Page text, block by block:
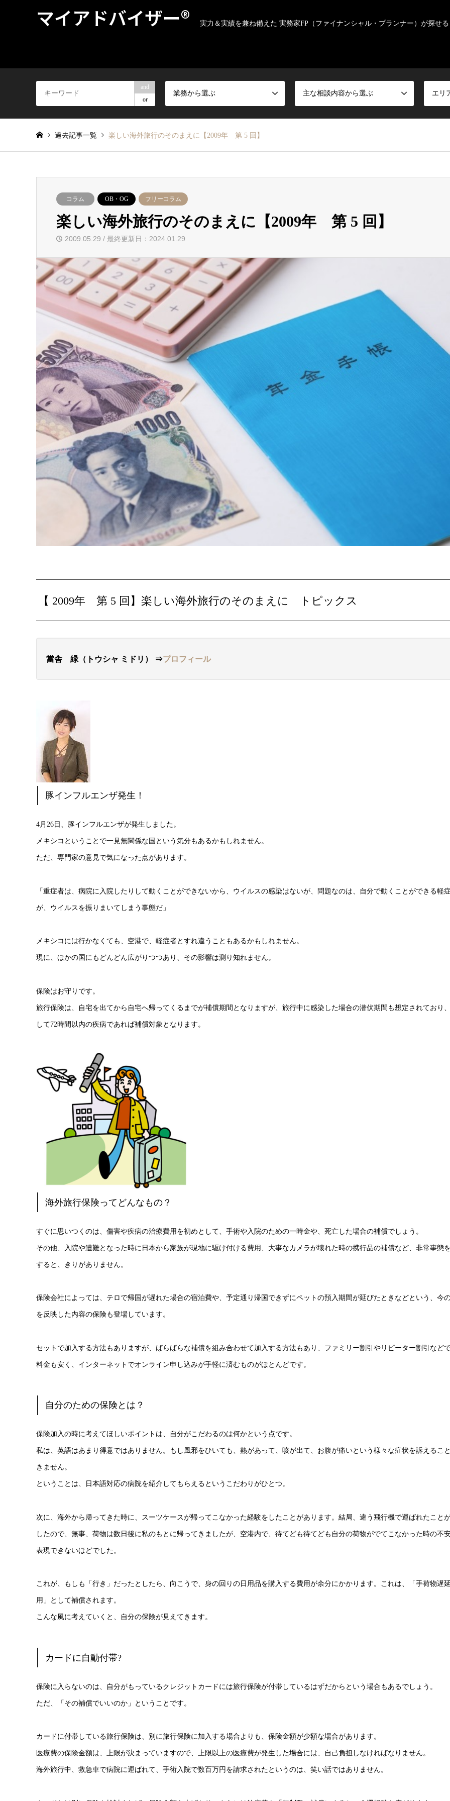
マイアドバイザー® 実力＆実績を兼ね備えた 実務家FP（ファイナンシャル・プランナー）が探せ
and
or
業務から選ぶ 主な相談内容から選ぶ エリ
過去記事一覧 楽しい海外旅行のそのまえに【2009年 第 5 回】
コラム OB・OG フリーコラム
楽しい海外旅行のそのまえに【2009年 第 5 回】
2009.05.29 / 最終更新日：2024.01.29
【 2009年 第 5 回】 楽しい海外旅行のそのまえに トピックス
當舎 緑（トウシャ ミドリ） ⇒プロフィール
豚インフルエンザ発生！
4月26日、豚インフルエンザが発生しました。
メキシコということで一見無関係な国という気分もあるかもしれません。
ただ、専門家の意見で気になった点があります。
「重症者は、病院に入院したりして動くことができないから、ウイルスの感染はないが、問題なのは、自分で動くことができる軽
が、ウイルスを振りまいてしまう事態だ」
メキシコには行かなくても、空港で、軽症者とすれ違うこともあるかもしれません。
現に、ほかの国にもどんどん広がりつつあり、その影響は測り知れません。
保険はお守りです。
旅行保険は、自宅を出てから自宅へ帰ってくるまでが補償期間となりますが、旅行中に感染した場合の潜伏期間も想定されており
して72時間以内の疾病であれば補償対象となります。
海外旅行保険ってどんなもの？
すぐに思いつくのは、傷害や疾病の治療費用を初めとして、手術や入院のための一時金や、死亡した場合の補償でしょう。
その他、入院や遭難となった時に日本から家族が現地に駆け付ける費用、大事なカメラが壊れた時の携行品の補償など、非常事態
すると、きりがありません。
保険会社によっては、テロで帰国が遅れた場合の宿泊費や、予定通り帰国できずにペットの預入期間が延びたときなどという、今
を反映した内容の保険も登場しています。
セットで加入する方法もありますが、ばらばらな補償を組み合わせて加入する方法もあり、ファミリー割引やリピーター割引など
料金も安く、インターネットでオンライン申し込みが手軽に済むものがほとんどです。
自分のための保険とは？
保険加入の時に考えてほしいポイントは、自分がこだわるのは何かという点です。
私は、英語はあまり得意ではありません。もし風邪をひいても、熱があって、咳が出て、お腹が痛いという様々な症状を訴えるこ
きません。
ということは、日本語対応の病院を紹介してもらえるというこだわりがひとつ。
次に、海外から帰ってきた時に、スーツケースが帰ってこなかった経験をしたことがあります。結局、違う飛行機で運ばれたこと
したので、無事、荷物は数日後に私のもとに帰ってきましたが、空港内で、待てども待てども自分の荷物がでてこなかった時の不
表現できないほどでした。
これが、もしも「行き」だったとしたら、向こうで、身の回りの日用品を購入する費用が余分にかかります。これは、「手荷物遅
用」として補償されます。
こんな風に考えていくと、自分の保険が見えてきます。
カードに自動付帯?
保険に入らないのは、自分がもっているクレジットカードには旅行保険が付帯しているはずだからという場合もあるでしょう。
ただ、「その補償でいいのか」ということです。
カードに付帯している旅行保険は、別に旅行保険に加入する場合よりも、保険金額が少額な場合があります。
医療費の保険金額は、上限が決まっていますので、上限以上の医療費が発生した場合には、自己負担しなければなりません。
海外旅行中、救急車で病院に運ばれて、手術入院で数百万円を請求されたというのは、笑い話ではありません。